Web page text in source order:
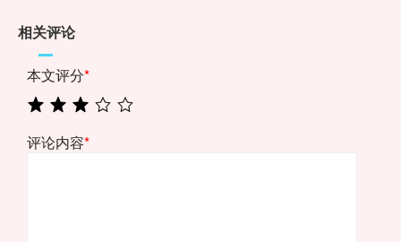
相关评论
本文评分*
评论内容*